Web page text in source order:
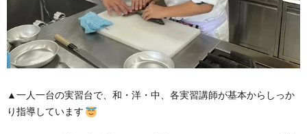
▲一人一台の実習台で、和・洋・中、各実習講師が基本からしっか
り指導しています